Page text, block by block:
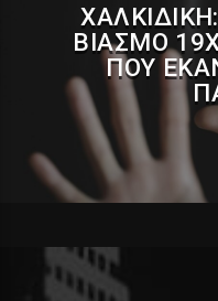
ΒΙΑΣΜΌ
ΠΟΥ